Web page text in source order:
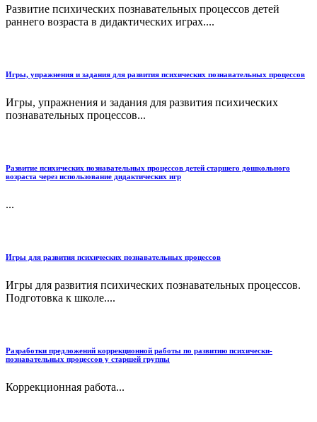
Развитие психических познавательных процессов детей
раннего возраста в дидактических играх....
Игры, упражнения и задания для развития психических познавательных процессов
Игры, упражнения и задания для развития психических
познавательных процессов...
Развитие психических познавательных процессов детей старшего дошкольного
возраста через использование дидактических игр
...
Игры для развития психических познавательных процессов
Игры для развития психических познавательных процессов.
Подготовка к школе....
Разработки предложений коррекционной работы по развитию психически-
познавательных процессов у старшей группы
Коррекционная работа...